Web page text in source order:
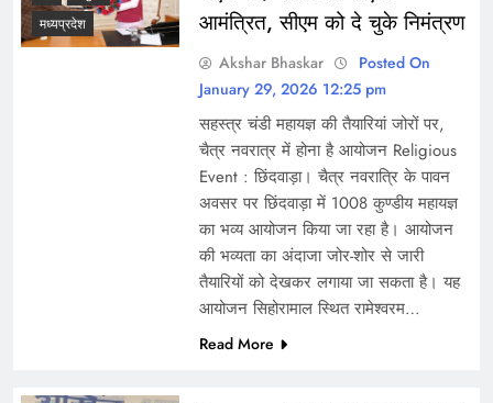
मध्यप्रदेश
आमंत्रित, सीएम को दे चुके निमंत्रण
Akshar Bhaskar
Posted On
January 29, 2026 12:25 pm
सहस्त्र चंडी महायज्ञ की तैयारियां जोरों पर,
चैत्र नवरात्र में होना है आयोजन Religious
Event : छिंदवाड़ा। चैत्र नवरात्रि के पावन
अवसर पर छिंदवाड़ा में 1008 कुण्डीय महायज्ञ
का भव्य आयोजन किया जा रहा है। आयोजन
की भव्यता का अंदाजा जोर-शोर से जारी
तैयारियों को देखकर लगाया जा सकता है। यह
आयोजन सिहोरामाल स्थित रामेश्वरम…
Read More